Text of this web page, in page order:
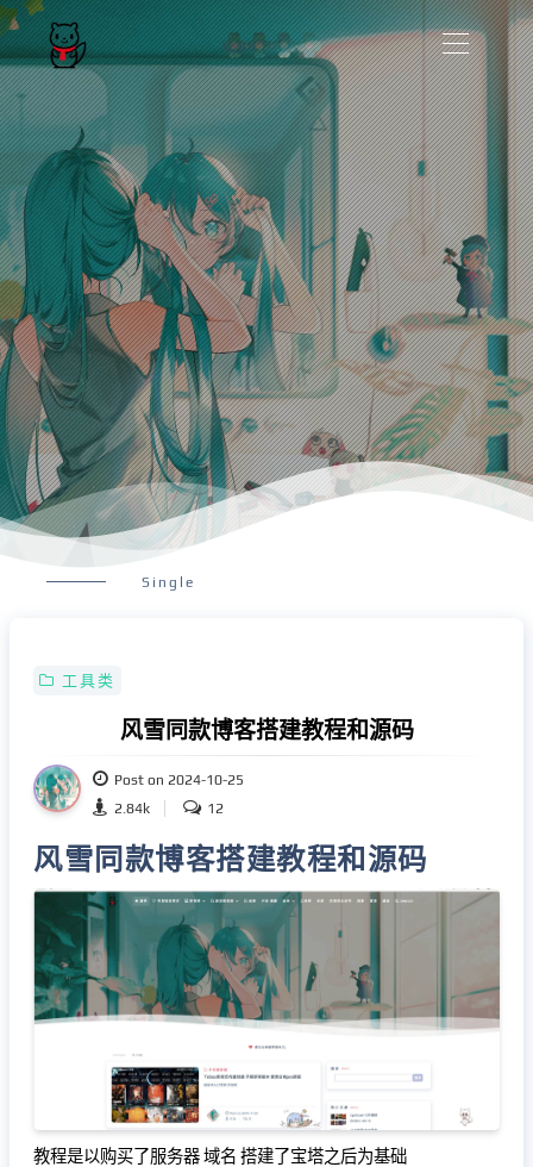
Single
工具类
风雪同款博客搭建教程和源码
Post on 2024-10-25
2.84k
12
风雪同款博客搭建教程和源码
教程是以购买了服务器 域名 搭建了宝塔之后为基础